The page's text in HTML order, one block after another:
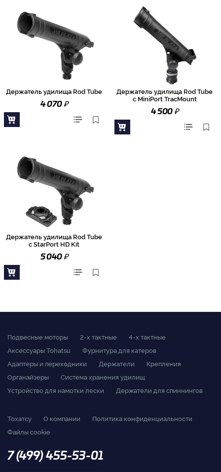
Держатель удилища Rod Tube
4 070₽
Держатель удилища Rod Tube
с MiniPort TracMount
4 500₽
Держатель удилища Rod Tube
с StarPort HD Kit
5 040₽
Подвесные моторы 2-x тактные
4-x тактные
Аксессуары Tohatsu
Фурнитура для катеров
Адаптеры и переходники
Держатели
Крепления
Органайзеры
Система хранения удилищ
Устройство для намотки лески
Держатели для спиннингов
Тохатсу О компании
Политика конфиденциальности
Файлы cookie
7 (499) 455-53-01